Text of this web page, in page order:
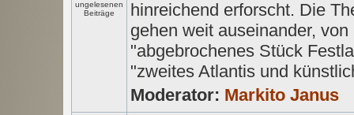
hinreichend erforscht. Die
gehen weit auseinander, von
"abgebrochenes Stück
"zweites Atlantis und
Moderator: Markito Janus